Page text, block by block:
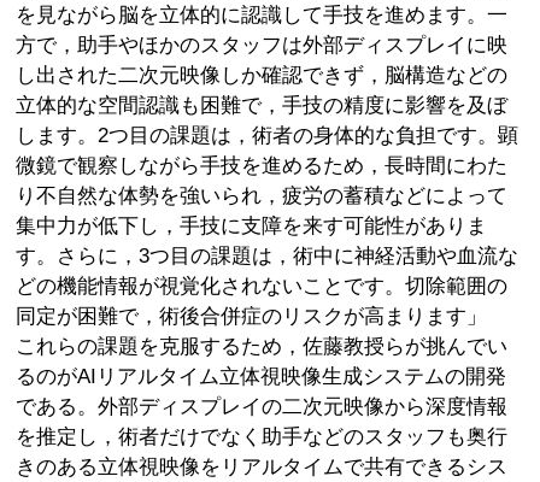
を見ながら脳を立体的に認識して手技を進めます。一
方で，助手やほかのスタッフは外部ディスプレイに映
し出された二次元映像しか確認できず，脳構造などの
立体的な空間認識も困難で，手技の精度に影響を及ぼ
します。2つ目の課題は，術者の身体的な負担です。顕
微鏡で観察しながら手技を進めるため，長時間にわた
り不自然な体勢を強いられ，疲労の蓄積などによって
集中力が低下し，手技に支障を来す可能性がありま
す。さらに，3つ目の課題は，術中に神経活動や血流な
どの機能情報が視覚化されないことです。切除範囲の
同定が困難で，術後合併症のリスクが高まります」
これらの課題を克服するため，佐藤教授らが挑んでい
るのがAIリアルタイム立体視映像生成システムの開発
である。外部ディスプレイの二次元映像から深度情報
を推定し，術者だけでなく助手などのスタッフも奥行
きのある立体視映像をリアルタイムで共有できるシス